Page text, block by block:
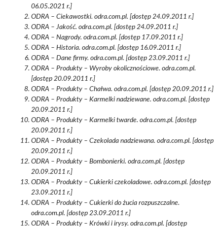
06.05.2021 r.]
ODRA – Ciekawostki. odra.com.pl. [dostęp 24.09.2011 r.]
ODRA – Jakość. odra.com.pl. [dostęp 24.09.2011 r.]
ODRA – Nagrody. odra.com.pl. [dostęp 17.09.2011 r.]
ODRA – Historia. odra.com.pl. [dostęp 16.09.2011 r.]
ODRA – Dane firmy. odra.com.pl. [dostęp 23.09.2011 r.]
ODRA – Produkty – Wyroby okolicznościowe. odra.com.pl.
[dostęp 20.09.2011 r.]
ODRA – Produkty – Chałwa. odra.com.pl. [dostęp 20.09.2011 r.]
ODRA – Produkty – Karmelki nadziewane. odra.com.pl. [dostęp
20.09.2011 r.]
ODRA – Produkty – Karmelki twarde. odra.com.pl. [dostęp
20.09.2011 r.]
ODRA – Produkty – Czekolada nadziewana. odra.com.pl. [dostęp
20.09.2011 r.]
ODRA – Produkty – Bombonierki. odra.com.pl. [dostęp
20.09.2011 r.]
ODRA – Produkty – Cukierki czekoladowe. odra.com.pl. [dostęp
23.09.2011 r.]
ODRA – Produkty – Cukierki do żucia rozpuszczalne.
odra.com.pl. [dostęp 23.09.2011 r.]
ODRA – Produkty – Krówki i irysy. odra.com.pl. [dostęp